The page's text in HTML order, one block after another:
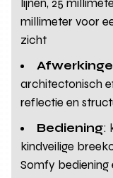
millimeter voor
zicht
architectonisch
reflectie en
Bediening:
kindveilige
Somfy bediening